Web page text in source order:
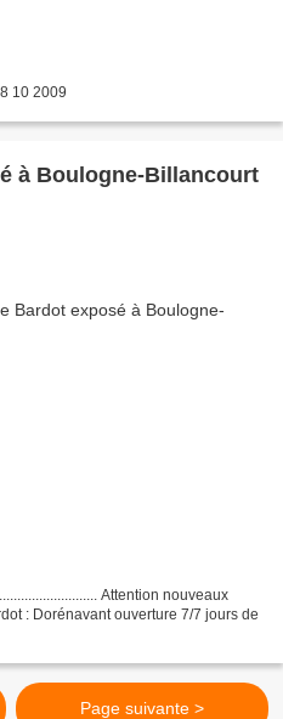
10 2009
à Boulogne-Billancourt
Attention nouveaux
: Dorénavant ouverture 7/7 jours de
Page suivante >